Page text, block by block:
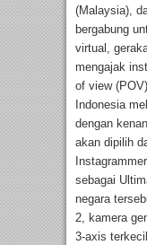
(Malaysia),
bergabung
virtual,
mengajak
of view
Indonesia
dengan
akan dipilih
sebagai
negara
2, kamera
3-axis